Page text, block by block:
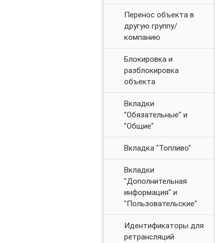
Перенос объекта в
другую группу/
компанию
Блокировка и
разблокировка
объекта
Вкладки
"Обязательные" и
"Общие"
Вкладка "Топливо"
Вкладки
"Дополнительная
информация" и
"Пользовательские"
Идентификаторы для
ретрансляций